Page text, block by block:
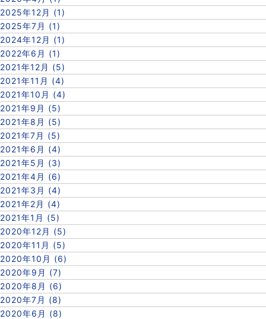
2025年12月 (1)
2025年7月 (1)
2024年12月 (1)
2022年6月 (1)
2021年12月 (5)
2021年11月 (4)
2021年10月 (4)
2021年9月 (5)
2021年8月 (5)
2021年7月 (5)
2021年6月 (4)
2021年5月 (3)
2021年4月 (6)
2021年3月 (4)
2021年2月 (4)
2021年1月 (5)
2020年12月 (5)
2020年11月 (5)
2020年10月 (6)
2020年9月 (7)
2020年8月 (6)
2020年7月 (8)
2020年6月 (8)